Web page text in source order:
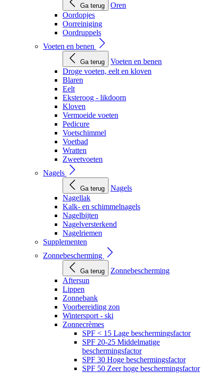
Ga terug
Oren
Oordopjes
Oorreiniging
Oordruppels
Voeten en benen
Ga terug
Voeten en benen
Droge voeten, eelt en kloven
Blaren
Eelt
Eksteroog - likdoorn
Kloven
Vermoeide voeten
Pedicure
Voetschimmel
Voetbad
Wratten
Zweetvoeten
Nagels
Ga terug
Nagels
Nagellak
Kalk- en schimmelnagels
Nagelbijten
Nagelversterkend
Nagelriemen
Supplementen
Zonnebescherming
Ga terug
Zonnebescherming
Aftersun
Lippen
Zonnebank
Voorbereiding zon
Wintersport - ski
Zonnecrèmes
SPF < 15 Lage beschermingsfactor
SPF 20-25 Middelmatige
beschermingsfactor
SPF 30 Hoge beschermingsfactor
SPF 50 Zeer hoge beschermingsfactor